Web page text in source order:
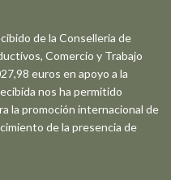
de la Conselleria de
Comercio y Trabajo
euros en apoyo a la
nos ha permitido
la promoción internacional de
de la presencia de